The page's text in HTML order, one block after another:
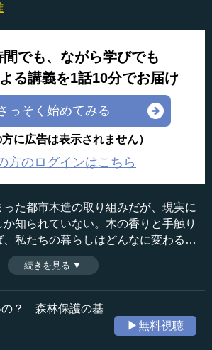
間でも、ながら学びでも
る講義を1話10分でお届け
っそく始めてみる
方に広告は表示されません）
方のログインはこちら
った都市木造の取り組みだが、現実に
知られていない。木の香りと手触り
私たちの暮らしはどんなに変わるだ
技術研究所教授・腰原幹雄氏に、都市
面から語っていただく。（２０１５年
ビジネス協会ＪＢＣインタラクティ
の共生～都市木造の役割」より、全
19日
日
続きを見る ▼
の？ 森林保護の基
▶無料視聴